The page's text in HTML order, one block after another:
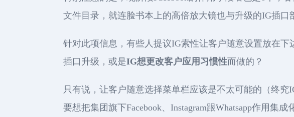
文件目录，就连脸书本上的高倍放大镜也与升级的IG插口
针对此项信息，有些人提议IG索性让客户随意设置放在
插口升级，或是IG想更改客户应用习惯性而做的？
只有说，让客户随意选择菜单栏应该是不太可能的（终
要想把集团旗下Facebook、Instagram跟Whatsapp作用